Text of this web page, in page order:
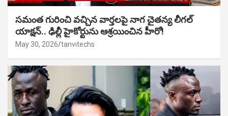
సమంత గురించి వచ్చిన వార్తలపై నాగ చైతన్య లీగల్
యాక్షన్.. ఢిల్లీ హైకోర్టును ఆశ్రయించిన హీరో!
May 30, 2026 tanvitechs